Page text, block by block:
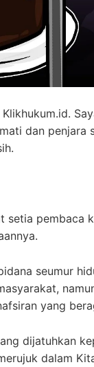
dan penjara
setia pembaca
seumur
yang
dijatuhkan
dalam